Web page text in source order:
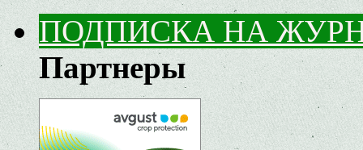
ПОДПИСКА НА
Партнеры